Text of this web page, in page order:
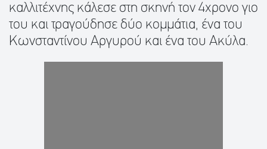
καλλιτέχνης κάλεσε στη σκηνή τον 4χρονο γιο
του και τραγούδησε δύο κομμάτια, ένα του
Κωνσταντίνου Αργυρού και ένα του Ακύλα.